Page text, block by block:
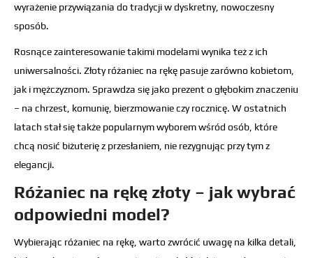
wyrażenie przywiązania do tradycji w dyskretny, nowoczesny
sposób.
Rosnące zainteresowanie takimi modelami wynika też z ich
uniwersalności. Złoty różaniec na rękę pasuje zarówno kobietom,
jak i mężczyznom. Sprawdza się jako prezent o głębokim znaczeniu
– na chrzest, komunię, bierzmowanie czy rocznicę. W ostatnich
latach stał się także popularnym wyborem wśród osób, które
chcą nosić biżuterię z przesłaniem, nie rezygnując przy tym z
elegancji.
Różaniec na rękę złoty – jak wybrać
odpowiedni model?
Wybierając różaniec na rękę, warto zwrócić uwagę na kilka detali,